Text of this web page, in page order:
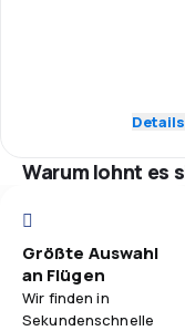
Verpflegung
Reisekomfort
Gepäckbeförderung
Warum lohnt es
Größte Auswahl
an Flügen
Wir finden in
Sekundenschnelle